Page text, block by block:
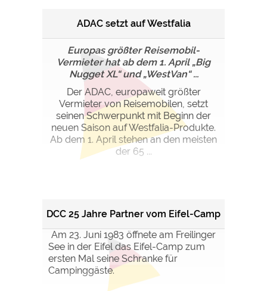
ADAC setzt auf Westfalia
Europas größter Reisemobil-
Vermieter hat ab dem 1. April „Big
Nugget XL“ und „WestVan“ ...
Der ADAC, europaweit größter
Vermieter von Reisemobilen, setzt
seinen Schwerpunkt mit Beginn der
neuen Saison auf Westfalia-Produkte.
Ab dem 1. April stehen an den meisten
der 65 ...
DCC 25 Jahre Partner vom Eifel-Camp
Am 23. Juni 1983 öffnete am Freilinger
See in der Eifel das Eifel-Camp zum
ersten Mal seine Schranke für
Campinggäste.